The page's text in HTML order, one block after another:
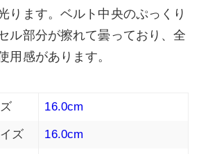
ります。ベルト中央のぷっくり
ル部分が擦れて曇っており、全
用感があります。
16.0cm
ズ 16.0cm